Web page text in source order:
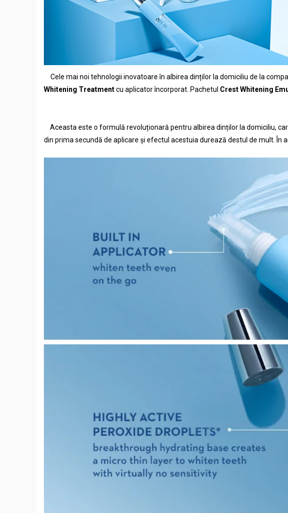
Cele mai noi tehnologii inovatoare în albirea dinților la domiciliu de la
Whitening Treatmentcu aplicator încorporat. Pachetul Crest Whitening
Aceasta este o formulă revoluționară pentru albirea dinților la domiciliu,
din prima secundă de aplicare și efectul acestuia durează destul de mult. În